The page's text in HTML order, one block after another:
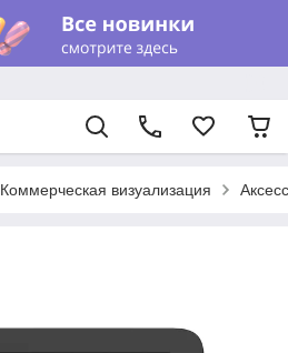
Коммерческая визуализация